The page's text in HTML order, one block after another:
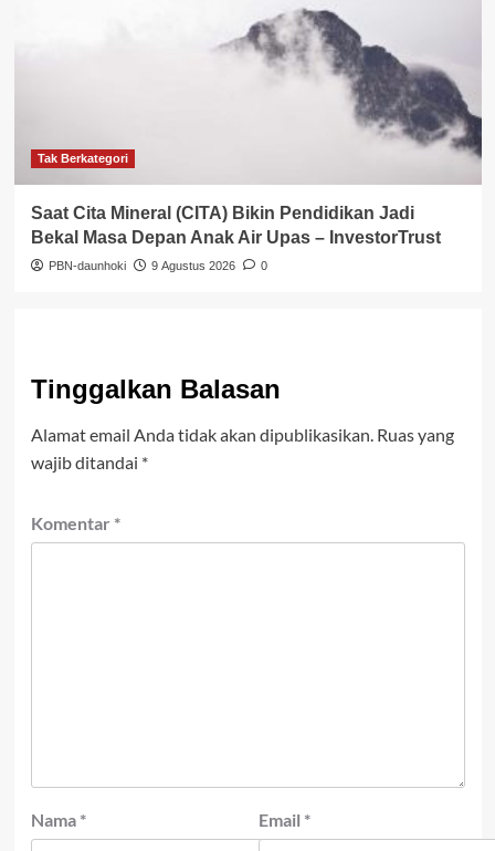
Tak Berkategori
Saat Cita Mineral (CITA) Bikin Pendidikan Jadi
Bekal Masa Depan Anak Air Upas – InvestorTrust
PBN-daunhoki 9 Agustus 2026 0
Tinggalkan Balasan
Alamat email Anda tidak akan dipublikasikan. Ruas yang
wajib ditandai *
Komentar *
Nama * Email *